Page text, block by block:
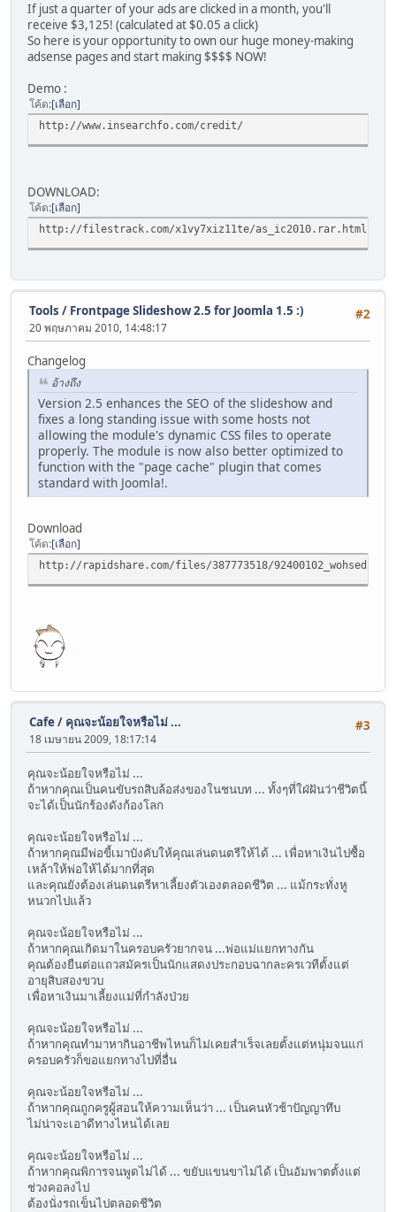
If just a quarter of your ads are clicked in a month, you'll
receive $3,125! (calculated at $0.05 a click)
So here is your opportunity to own our huge money-making
adsense pages and start making $$$$ NOW!
Demo :
โค้ด เลือก
http://www.insearchfo.com/credit/
DOWNLOAD:
โค้ด เลือก
http://filestrack.com/x1vy7xiz11te/as_ic2010.rar.html
#2
Tools / Frontpage Slideshow 2.5 for Joomla 1.5 :)
20 พฤษภาคม 2010, 14:48:17
Changelog
อ้างถึง
Version 2.5 enhances the SEO of the slideshow and
fixes a long standing issue with some hosts not
allowing the module's dynamic CSS files to operate
properly. The module is now also better optimized to
function with the "page cache" plugin that comes
standard with Joomla!.
Download
โค้ด เลือก
http://rapidshare.com/files/387773518/
#3
Cafe/ คุณจะน้อยใจหรือไม่ ...
18 เมษายน 2009, 18:17:14
คุณจะน้อยใจหรือไม่ ...
ถ้าหากคุณเป็นคนขับรถสิบล้อส่งของในชนบท ... ทั้งๆที่ใฝ่ฝันว่าชีวิตนี้
จะได้เป็นนักร้องดังก้องโลก
คุณจะน้อยใจหรือไม่ ...
ถ้าหากคุณมีพ่อขี้เมาบังคับให้คุณเล่นดนตรีให้ได้ ... เพื่อหาเงินไปซื้อ
เหล้าให้พ่อให้ได้มากที่สุด
และคุณยังต้องเล่นดนตรีหาเลี้ยงตัวเองตลอดชีวิต ... แม้กระทั่งหู
หนวกไปแล้ว
คุณจะน้อยใจหรือไม่ ...
ถ้าหากคุณเกิดมาในครอบครัวยากจน ...พ่อแม่แยกทางกัน
คุณต้องยืนต่อแถวสมัครเป็นนักแสดงประกอบฉากละครเวทีตั้งแต่
อายุสิบสองขวบ
เพื่อหาเงินมาเลี้ยงแม่ที่กำลังป่วย
คุณจะน้อยใจหรือไม่ ...
ถ้าหากคุณทำมาหากินอาชีพไหนก็ไม่เคยสำเร็จเลยตั้งแต่หนุ่มจนแก่
ครอบครัวก็ขอแยกทางไปที่อื่น
คุณจะน้อยใจหรือไม่ ...
ถ้าหากคุณถูกครูผู้สอนให้ความเห็นว่า ... เป็นคนหัวช้าปัญญาทึบ
ไม่น่าจะเอาดีทางไหนได้เลย
คุณจะน้อยใจหรือไม่ ...
ถ้าหากคุณพิการจนพูดไม่ได้ ... ขยับแขนขาไม่ได้ เป็นอัมพาตตั้งแต่
ช่วงคอลงไป
ต้องนั่งรถเข็นไปตลอดชีวิต